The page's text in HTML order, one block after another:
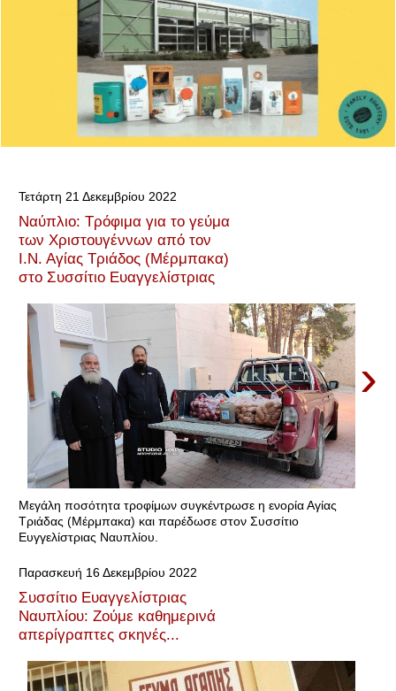
Τετάρτη 21 Δεκεμβρίου 2022
Ναύπλιο: Τρόφιμα για το γεύμα
των Χριστουγέννων από τον
Ι.Ν. Αγίας Τριάδος (Μέρμπακα)
στο Συσσίτιο Ευαγγελίστριας
›
Μεγάλη ποσότητα τροφίμων συγκέντρωσε η ενορία Αγίας
Τριάδας (Μέρμπακα) και παρέδωσε στον Συσσίτιο
Ευγγελίστριας Ναυπλίου.
Παρασκευή 16 Δεκεμβρίου 2022
Συσσίτιο Ευαγγελίστριας
Ναυπλίου: Ζούμε καθημερινά
απερίγραπτες σκηνές...